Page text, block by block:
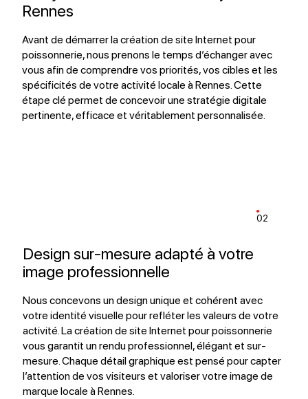
Rennes
Avant de démarrer la création de site Internet pour
poissonnerie, nous prenons le temps d’échanger avec
vous afin de comprendre vos priorités, vos cibles et les
spécificités de votre activité locale à Rennes. Cette
étape clé permet de concevoir une stratégie digitale
pertinente, efficace et véritablement personnalisée.
02
Design sur-mesure adapté à votre
image professionnelle
Nous concevons un design unique et cohérent avec
votre identité visuelle pour refléter les valeurs de votre
activité. La création de site Internet pour poissonnerie
vous garantit un rendu professionnel, élégant et sur-
mesure. Chaque détail graphique est pensé pour capter
l’attention de vos visiteurs et valoriser votre image de
marque locale à Rennes.